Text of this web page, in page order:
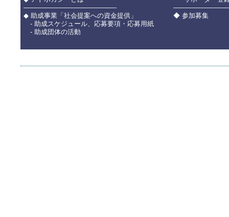
――――――――――――――
◆ 助成事業「社会提案への資金提供」
- 助成スケジュール、応募要項・応募用紙
- 助成団体の活動
◆ 参加募集